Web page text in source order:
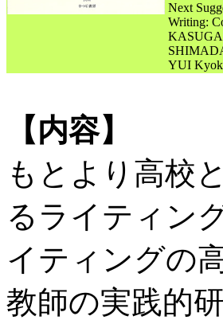
Next
Writing:
YUI
【内容】
もとより高校
るライティン
イティングの
教師の実践的